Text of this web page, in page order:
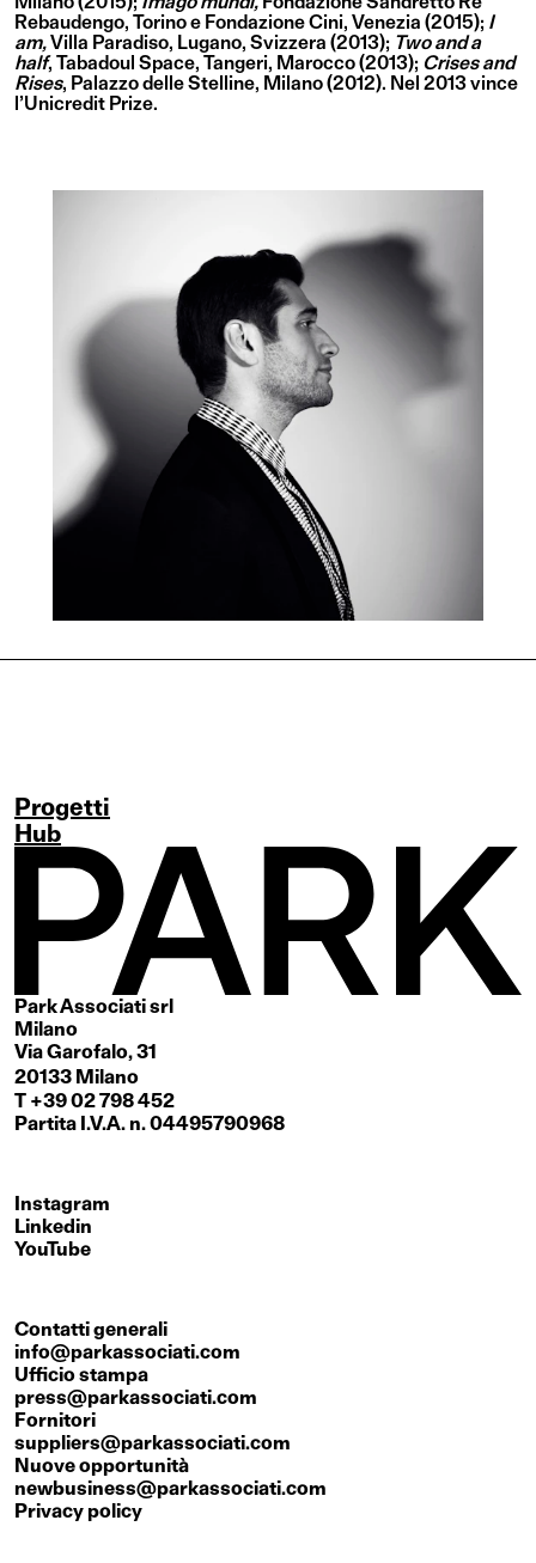
Rebaudengo, Torino e Fondazione Cini, Venezia (2015); I
am,Villa Paradiso, Lugano, Svizzera (2013); Two and a
half, Tabadoul Space, Tangeri, Marocco (2013); Crises and
Rises, Palazzo delle Stelline, Milano (2012). Nel 2013 vince
l’Unicredit Prize.
Progetti
Hub
Park Associati srl
Milano
Via Garofalo, 31
20133 Milano
T +39 02 798 452
Partita I.V.A. n. 04495790968
Instagram
Linkedin
YouTube
Contatti generali
info@parkassociati.com
Ufficio stampa
press@parkassociati.com
Fornitori
suppliers@parkassociati.com
Nuove opportunità
newbusiness@parkassociati.com
Privacy policy